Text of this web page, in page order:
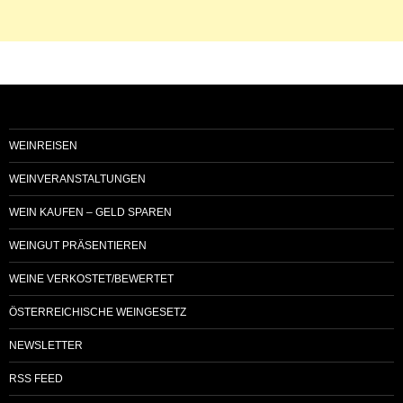
WEINREISEN
WEINVERANSTALTUNGEN
WEIN KAUFEN – GELD SPAREN
WEINGUT PRÄSENTIEREN
WEINE VERKOSTET/BEWERTET
ÖSTERREICHISCHE WEINGESETZ
NEWSLETTER
RSS FEED